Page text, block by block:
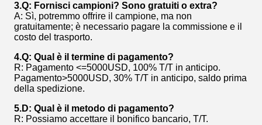
3.Q: Fornisci campioni? Sono gratuiti o extra?
A: Sì, potremmo offrire il campione, ma non
gratuitamente; è necessario pagare la commissione e il
costo del trasporto.
4.Q: Qual è il termine di pagamento?
R: Pagamento <=5000USD, 100% T/T in anticipo.
Pagamento>5000USD, 30% T/T in anticipo, saldo prima
della spedizione.
5.D: Qual è il metodo di pagamento?
R: Possiamo accettare il bonifico bancario, T/T.